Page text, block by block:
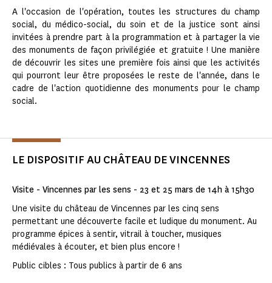
A l'occasion de l'opération, toutes les structures du champ
social, du médico-social, du soin et de la justice sont ainsi
invitées à prendre part à la programmation et à partager la vie
des monuments de façon privilégiée et gratuite ! Une manière
de découvrir les sites une première fois ainsi que les activités
qui pourront leur être proposées le reste de l'année, dans le
cadre de l'action quotidienne des monuments pour le champ
social.
LE DISPOSITIF AU CHÂTEAU DE VINCENNES
Visite - Vincennes par les sens - 23 et 25 mars de 14h à 15h30
Une visite du château de Vincennes par les cinq sens
permettant une découverte facile et ludique du monument. Au
programme épices à sentir, vitrail à toucher, musiques
médiévales à écouter, et bien plus encore !
Public cibles : Tous publics à partir de 6 ans